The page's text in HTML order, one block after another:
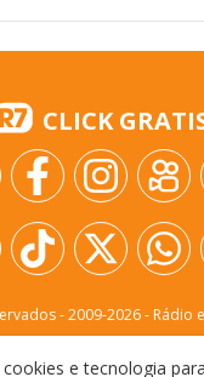
CLICK
- 2009-2026- Rádio
e tecnologia para